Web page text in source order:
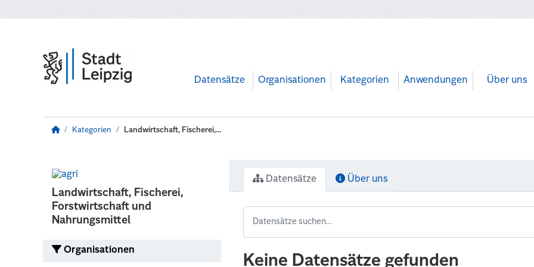
Datensätze Organisationen Kategorien Anwendungen Über uns
Kategorien Landwirtschaft, Fischerei,...
Landwirtschaft, Fischerei,
Forstwirtschaft und
Nahrungsmittel
Organisationen
Datensätze Über uns
Keine Datensätze gefunden